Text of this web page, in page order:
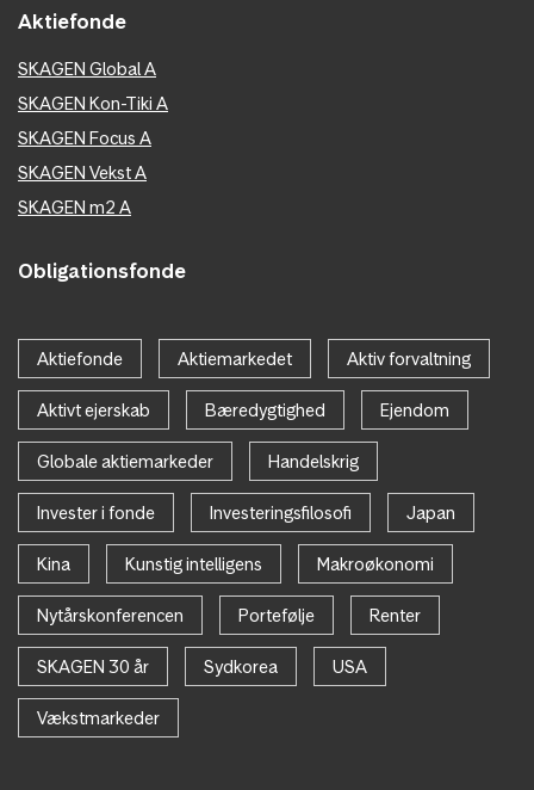
Aktiefonde
SKAGEN Global A
SKAGEN Kon-Tiki A
SKAGEN Focus A
SKAGEN Vekst A
SKAGEN m2 A
Obligationsfonde
Aktiefonde Aktiemarkedet Aktiv forvaltning
Aktivt ejerskab Bæredygtighed Ejendom
Globale aktiemarkeder Handelskrig
Invester i fonde Investeringsfilosofi Japan
Kina Kunstig intelligens Makroøkonomi
Nytårskonferencen Portefølje Renter
SKAGEN 30 år Sydkorea USA
Vækstmarkeder